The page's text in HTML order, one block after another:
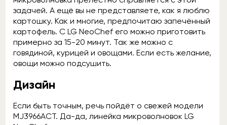
задачей. А ещё вы не представляете, как я люблю
картошку. Как и многие, предпочитаю запечённый
картофель. С LG NeoChef его можно приготовить
примерно за 15-20 минут. Так же можно с
говядиной, курицей и овощами. Если есть желание,
овощи можно подсушить.
Дизайн
Если быть точным, речь пойдёт о свежей модели
MJ3966ACT. Да-да, линейка микроволновок LG